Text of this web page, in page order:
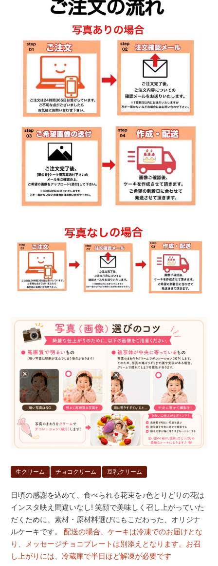
生クリーム チョコクリーム 豆乳クリーム
日頃の感謝を込めて、食べられる花束を♪色とりどりの花は
インスタ映え間違いなし! 笑顔で美味しく召し上がっていた
だくために、素材・原材料選びにもこだわった、オリジナ
ルケーキです。配送の場合、ケーキは冷凍でのお届けとな
り、メッセージチョコプレートは別添えとなります。お召
し上がりには、冷蔵庫で半日ほど解凍が必要です